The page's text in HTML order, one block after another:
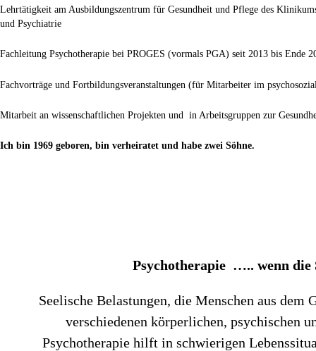
Lehrtätigkeit am Ausbildungszentrum für Gesundheit und Pflege des
und Psychiatrie
Fachleitung Psychotherapie bei PROGES (vormals PGA) seit 2013 bis Ende
Fachvorträge und Fortbildungsveranstaltungen (für Mitarbeiter im
Mitarbeit an wissenschaftlichen Projekten und in Arbeitsgruppen zur
Ich bin 1969 geboren, bin verheiratet und habe zwei Söhne.
Psychotherapie ….. wenn die
Seelische Belastungen, die Menschen aus
verschiedenen körperlichen, psychischen
Psychotherapie hilft in schwierigen